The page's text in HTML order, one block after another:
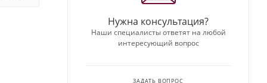
Нужна консультация?
Наши специалисты ответят на любой
интересующий вопрос
ЗАДАТЬ ВОПРОС